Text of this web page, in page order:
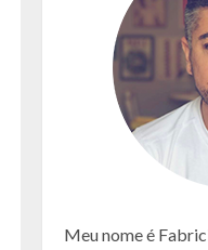
Meu nome é